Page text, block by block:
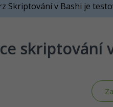
Skriptování v Bashi je
skriptování